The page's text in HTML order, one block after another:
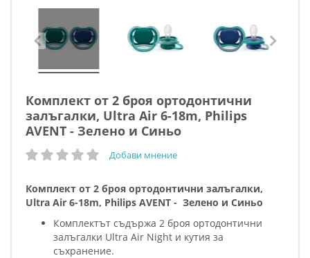
Комплект от 2 броя ортодонтични
залъгалки, Ultra Air 6-18m, Philips
AVENT - Зелено и Синьо
рейтинг: Добави мнение
Комплект от 2 броя ортодонтични залъгалки,
Ultra Air 6-18m, Philips AVENT - Зелено и Синьо
Комплектът съдържа 2 броя ортодонтични
залъгалки Ultra Air Night и кутия за
съхранение.